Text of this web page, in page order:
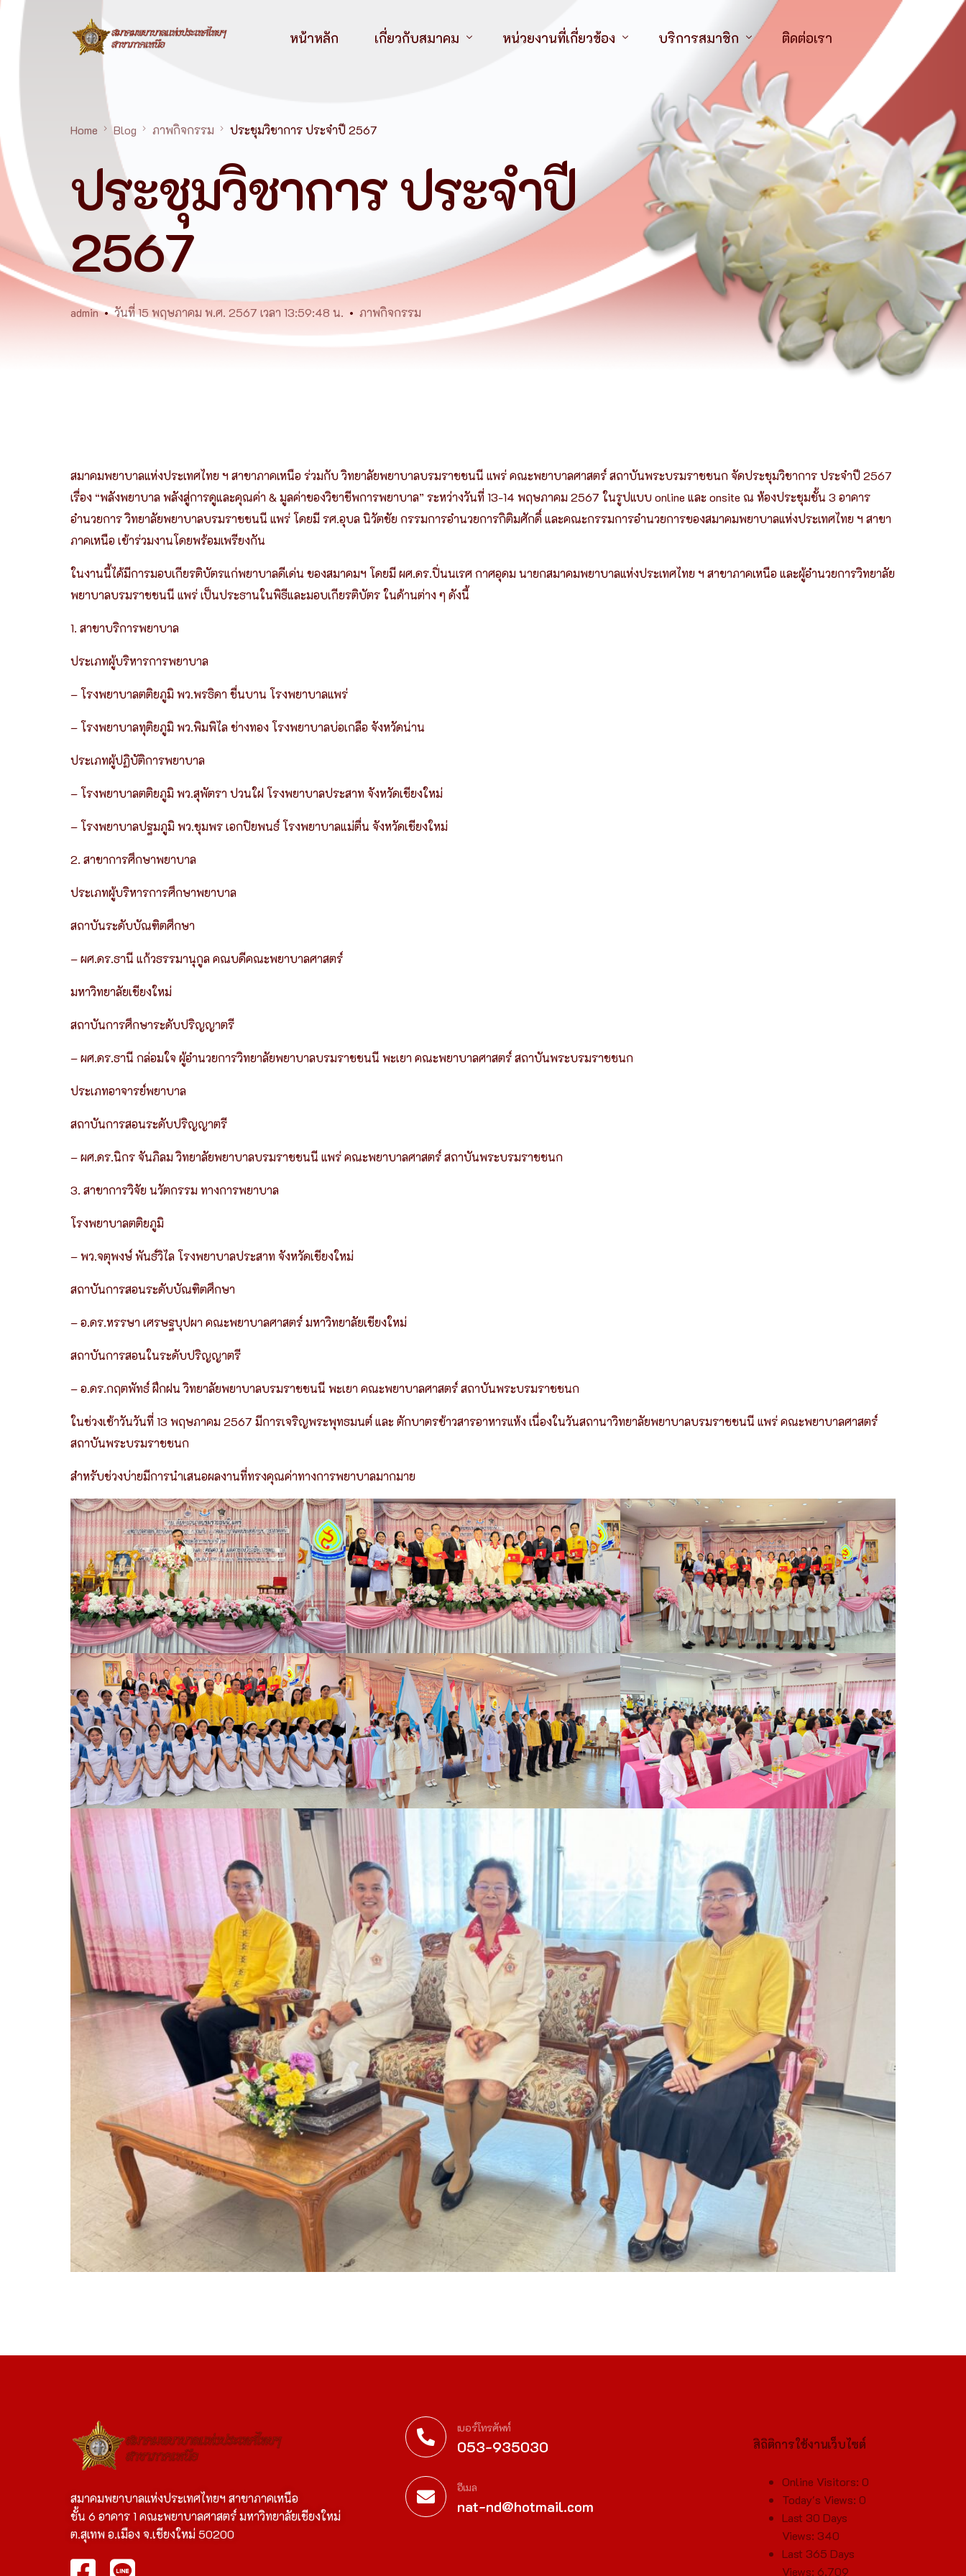
หน้าหลัก เกี่ยวกับสมาคม
ประวัติสมาคม
นายกฯ อดีตถึงปัจจุบัน
โครงสร้างคณะกรรมการบริหารสมาคมฯ
คณะกรรมการอำนวยการ
กรรมการอำนวยการกิตติมศักดิ์
กรรมการที่ปรึกษา
ระเบียบสวัสดิการสมาชิก สมาคมพยาบาลฯ
หนังสือที่ระลึก 60 ปี สมาคมพยาบาลแห่งประเทศไทยฯ สาขาภาคเหนือ
โลโก้สมาคมพยาบาลฯ ภาคเหนือ
เว็บไซต์เดิม
หน่วยงานที่เกี่ยวข้อง
สมาคมพยาบาลแห่งประเทศไทยฯ
สมาคมพยาบาลแห่งประเทศไทยฯ สาขาภาคตะวันออกเฉียงเหนือ
สมาคมพยาบาลแห่งประเทศไทยฯ สาขาภาคตะวันออก
สมาคมพยาบาลแห่งประเทศไทยฯ สาขาภาคใต้
องค์กรวิชาชีพพยาบาล
สภาการพยาบาล
สมาคมศิษย์เก่าพยาบ
สหภาพพยาบาลแห่งป
ชมรมนิสิตนักศึกษาพย
สมาคมพยาบาลจิตเว
เครือข่ายพยาบาลเพื่
สถาบันการศึกษา
สังกัดสำนักงานคณะก
สถาบันการศึกษาเอก
สังกัดสถาบันพระบรม
บริการสมาชิก
จุลสารออนไลน์
วารสารออนไลน์
บริการการประชุม อบรม สัมมนา
กำหนดก
ทุนวิจัย
รายละเอี
ทุนอบรมสัมนา
ระเบียบก
การตรวจสอบสมาชิกภาพ (สาขาภาคเหนือ)
ประชาสัมพันธ์/จดหมายข่าว
ตารางกำ
เหตุการณ์
ติดต่อเรา
Home Blog ภาพกิจกรรม ประชุมวิชาการ ประจำปี 2567
ประชุมวิชาการ ประจำปี
2567
admin วันที่ 15 พฤษภาคม พ.ศ. 2567 เวลา 13:59:48 น. ภาพกิจกรรม
สมาคมพยาบาลแห่งประเทศไทย ฯ สาขาภาคเหนือ ร่วมกับ วิทยาลัยพยาบาลบรมราชชนนี แพร่ คณะพยาบาลศาสตร์ สถาบันพระบรมราชชนก จัดประชุมวิชาการ ประจำปี 2567
เรื่อง “พลังพยาบาล พลังสู่การดูและคุณค่า & มูลค่าของวิชาชีพการพยาบาล” ระหว่างวันที่ 13-14 พฤษภาคม 2567 ในรูปแบบ online และ onsite ณ ห้องประชุมชั้น 3 อาคาร
อำนวยการ วิทยาลัยพยาบาลบรมราชชนนี แพร่ โดยมี รศ.อุบล นิวัตชัย กรรมการอำนวยการกิติมศักดิ์ และคณะกรรมการอำนวยการของสมาคมพยาบาลแห่งประเทศไทย ฯ สาขา
ภาคเหนือเข้าร่วมงานโดยพร้อมเพรียงกัน
ในงานนี้ได้มีการมอบเกียรติบัตรแก่พยาบาลดีเด่น ของสมาคมฯ โดยมี ผศ.ดร.ปิ่นนเรศ กาศอุดม นายกสมาคมพยาบาลแห่งประเทศไทย ฯ สาขาภาคเหนือ และผู้อำนวยการวิทยาลัย
พยาบาลบรมราชชนนี แพร่ เป็นประธานในพิธีและมอบเกียรติบัตร ในด้านต่าง ๆ ดังนี้
1. สาขาบริการพยาบาล
ประเภทผู้บริหารการพยาบาล
– โรงพยาบาลตติยภูมิ พว.พรธิดา ชื่นบาน โรงพยาบาลแพร่
– โรงพยาบาลทุติยภูมิ พว.พิมพิไล ช่างทอง โรงพยาบาลบ่อเกลือ จังหวัดน่าน
ประเภทผู้ปฏิบัติการพยาบาล
– โรงพยาบาลตติยภูมิ พว.สุพัตรา ปวนใฝ โรงพยาบาลประสาท จังหวัดเชียงใหม่
– โรงพยาบาลปฐมภูมิ พว.ชุมพร เอกปิยพนธ์ โรงพยาบาลแม่ตื่น จังหวัดเชียงใหม่
2. สาขาการศึกษาพยาบาล
ประเภทผู้บริหารการศึกษาพยาบาล
สถาบันระดับบัณฑิตศึกษา
– ผศ.ดร.ธานี แก้วธรรมานุกูล คณบดีคณะพยาบาลศาสตร์
มหาวิทยาลัยเชียงใหม่
สถาบันการศึกษาระดับปริญญาตรี
– ผศ.ดร.ธานี กล่อมใจ ผู้อำนวยการวิทยาลัยพยาบาลบรมราชชนนี พะเยา คณะพยาบาลศาสตร์ สถาบันพระบรมราชชนก
ประเภทอาจารย์พยาบาล
สถาบันการสอนระดับปริญญาตรี
– ผศ.ดร.นิกร จันภิลม วิทยาลัยพยาบาลบรมราชชนนี แพร่ คณะพยาบาลศาสตร์ สถาบันพระบรมราชชนก
3. สาขาการวิจัย นวัตกรรม ทางการพยาบาล
โรงพยาบาลตติยภูมิ
– พว.จตุพงษ์ พันธ์วิไล โรงพยาบาลประสาท จังหวัดเชียงใหม่
สถาบันการสอนระดับบัณฑิตศึกษา
– อ.ดร.หรรษา เศรษฐบุปผา คณะพยาบาลศาสตร์ มหาวิทยาลัยเชียงใหม่
สถาบันการสอนในระดับปริญญาตรี
– อ.ดร.กฤตพัทธ์ ฝึกฝน วิทยาลัยพยาบาลบรมราชชนนี พะเยา คณะพยาบาลศาสตร์ สถาบันพระบรมราชชนก
ในช่วงเช้าวันวันที่ 13 พฤษภาคม 2567 มีการเจริญพระพุทธมนต์ และ ตักบาตรข้าวสารอาหารแห้ง เนื่องในวันสถานาวิทยาลัยพยาบาลบรมราชชนนี แพร่ คณะพยาบาลศาสตร์
สถาบันพระบรมราชชนก
สำหรับช่วงบ่ายมีการนำเสนอผลงานที่ทรงคุณค่าทางการพยาบาลมากมาย
สมาคมพยาบาลแห่งประเทศไทยฯ สาขาภาคเหนือ
ชั้น 6 อาคาร 1 คณะพยาบาลศาสตร์ มหาวิทยาลัยเชียงใหม่
ต.สุเทพ อ.เมือง จ.เชียงใหม่ 50200
เบอร์โทรศัพท์
053-935030
อีเมล
nat-nd@hotmail.com
สิถิติการใช้งานเว็บไซต์
Online Visitors:0
Today's Views:0
Last 30 Days
Views: 340
Last 365 Days
Views: 6,709